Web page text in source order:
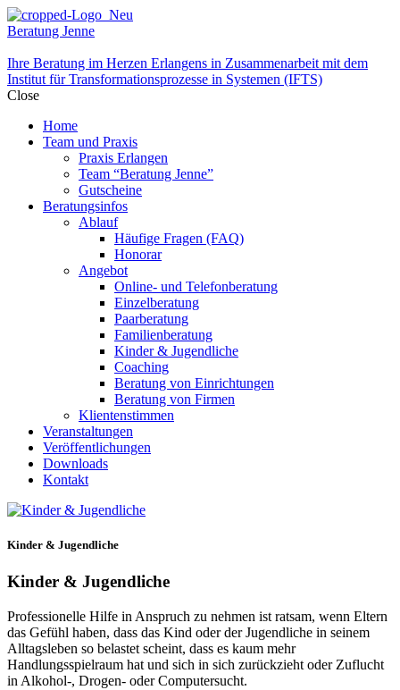
Beratung Jenne
Ihre Beratung im Herzen Erlangens in Zusammenarbeit mit dem
Institut für Transformationsprozesse in Systemen (IFTS)
Close
Home
Team und Praxis
Praxis Erlangen
Team “Beratung Jenne”
Gutscheine
Beratungsinfos
Ablauf
Häufige Fragen (FAQ)
Honorar
Angebot
Online- und Telefonberatung
Einzelberatung
Paarberatung
Familienberatung
Kinder & Jugendliche
Coaching
Beratung von Einrichtungen
Beratung von Firmen
Klientenstimmen
Veranstaltungen
Veröffentlichungen
Downloads
Kontakt
Kinder & Jugendliche
Kinder & Jugendliche
Professionelle Hilfe in Anspruch zu nehmen ist ratsam, wenn Eltern
das Gefühl haben, dass das Kind oder der Jugendliche in seinem
Alltagsleben so belastet scheint, dass es kaum mehr
Handlungsspielraum hat und sich in sich zurückzieht oder Zuflucht
in Alkohol-, Drogen- oder Computersucht.